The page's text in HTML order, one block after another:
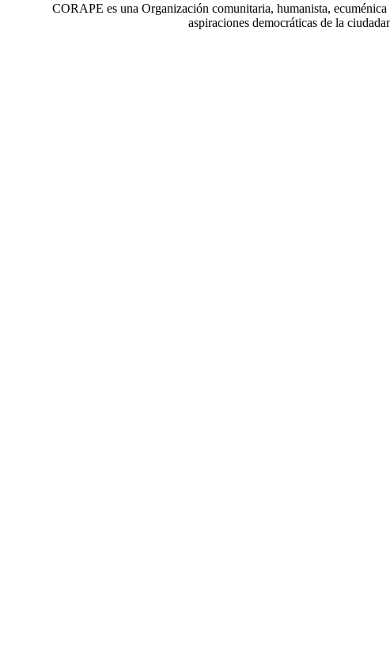
CORAPE es una Organización comunitaria, humanista,
aspiraciones democráticas de la